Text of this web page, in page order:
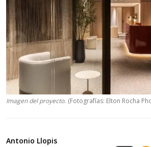
Imagen del proyecto. (Fotografías: Elton Rocha
Antonio Llopis